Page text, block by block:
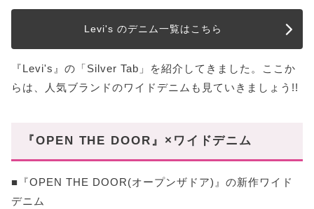
Levi's のデニム一覧はこちら
『Levi's』の「Silver Tab」を紹介してきました。ここか
らは、人気ブランドのワイドデニムも見ていきましょう!!
『OPEN THE DOOR』×ワイドデニム
■『OPEN THE DOOR(オープンザドア)』の新作ワイド
デニム